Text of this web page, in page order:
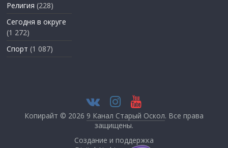
Религия (228)
Сегодня в округе
(1 272)
Спорт (1 087)
Копирайт © 2026 9 Канал Старый Оскол. Все права
защищены.
Создание и поддержка